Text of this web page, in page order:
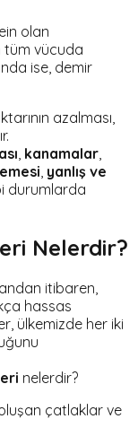
olan
tüm vücuda
ise, demir
azalması,
kanamalar
yanlış ve
durumlarda
Nelerdir?
itibaren,
hassas
ülkemizde her iki
nelerdir?
çatlaklar ve